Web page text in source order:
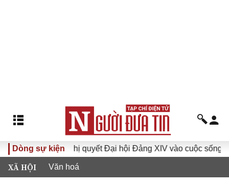
Dòng sự kiện
Đưa Nghị quyết Đại hội Đảng XIV vào cuộc sống
XÃ HỘI Văn hoá